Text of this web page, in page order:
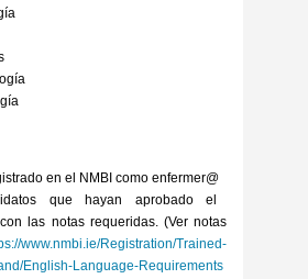
en el NMBI como enfermer@
que hayan aprobado el
con las notas requeridas. (Ver notas
www.nmbi.ie/Registration/Trained-
English-Language-Requirements